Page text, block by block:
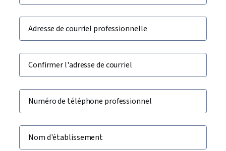
Adresse de courriel professionnelle
Confirmer l'adresse de courriel
Numéro de téléphone professionnel
Nom d'établissement